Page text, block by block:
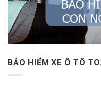
BẢO HIỂM XE Ô TÔ